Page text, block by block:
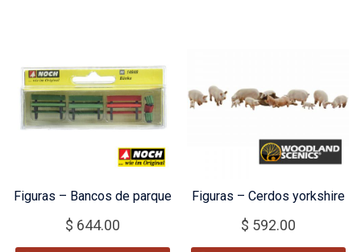
Figuras – Bancos de parque
$ 644.00
Figuras – Cerdos yorkshire
$ 592.00